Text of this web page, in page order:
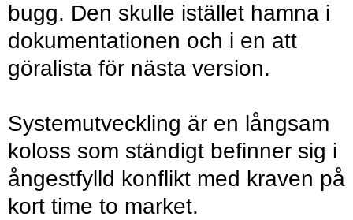
bugg. Den skulle istället hamna i
dokumentationen och i en att
göralista för nästa version.
Systemutveckling är en långsam
koloss som ständigt befinner sig i
ångestfylld konflikt med kraven på
kort time to market.